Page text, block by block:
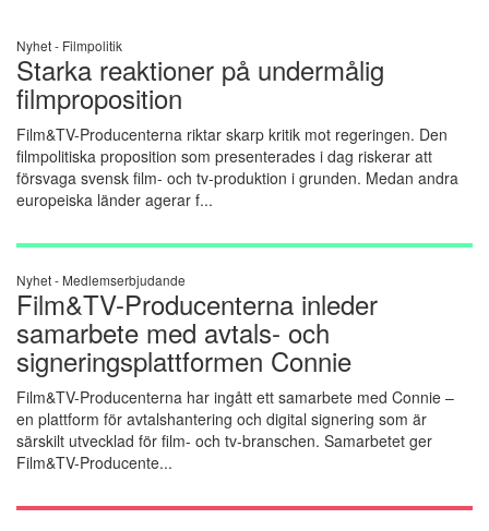
Nyhet - Filmpolitik
Starka reaktioner på undermålig
filmproposition
Film&TV-Producenterna riktar skarp kritik mot regeringen. Den
filmpolitiska proposition som presenterades i dag riskerar att
försvaga svensk film- och tv-produktion i grunden. Medan andra
europeiska länder agerar f...
Nyhet - Medlemserbjudande
Film&TV-Producenterna inleder
samarbete med avtals- och
signeringsplattformen Connie
Film&TV-Producenterna har ingått ett samarbete med Connie –
en plattform för avtalshantering och digital signering som är
särskilt utvecklad för film- och tv-branschen. Samarbetet ger
Film&TV-Producente...